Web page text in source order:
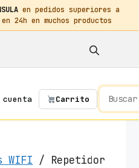
en pedidos superiores a
24h en muchos productos
Carrito
WIFI / Repetidor